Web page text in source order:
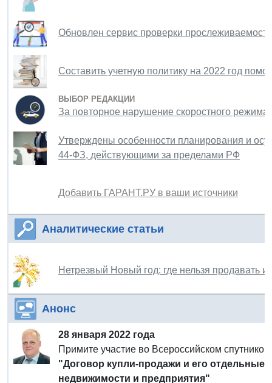
Обновлен сервис проверки
Составить учетную политику на 2022 год
ВЫБОР РЕДАКЦИИ
За повторное нарушение скоростного режима
Утверждены особенности планирования и
44-ФЗ, действующими за пределами РФ
Добавить ГАРАНТ.РУ в ваши источники
Аналитические статьи
Нетрезвый Новый год: где нельзя продавать и
Анонс
28 января 2022 года
Примите участие во Всероссийском
"Договор купли-продажи и его
недвижимости и предприятия"